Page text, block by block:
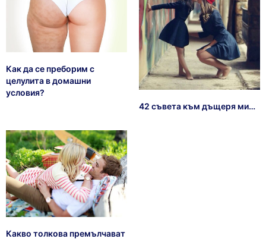
Как да се преборим с
целулита в домашни
условия?
42 съвета към дъщеря ми…
Какво толкова премълчават